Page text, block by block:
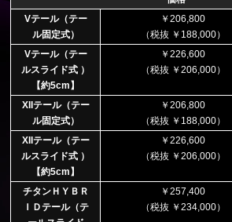
Vテール（テー
ル固定式）
￥206,800
（税抜 ￥188,000）
Vテール（テー
ルスライド式 ）
【約5cm】
￥226,600
（税抜 ￥206,000）
XIIテール（テー
ル固定式）
￥206,800
（税抜 ￥188,000）
XIIテール（テー
ルスライド式 ）
【約5cm】
￥226,600
（税抜 ￥206,000）
チタンＨＹＢＲ
ＩＤテール（テ
￥257,400
（税抜 ￥234,000）